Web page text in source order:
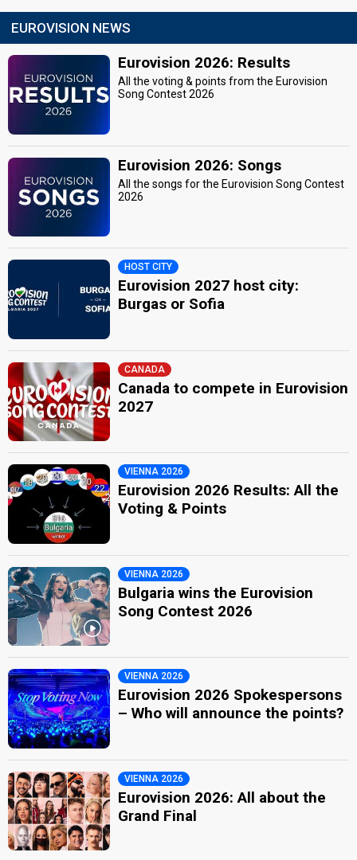
EUROVISION NEWS
Eurovision 2026: Results
All the voting & points from the Eurovision
Song Contest 2026
Eurovision 2026: Songs
All the songs for the Eurovision Song Contest
2026
HOST CITY
Eurovision 2027 host city:
Burgas or Sofia
CANADA
Canada to compete in Eurovision
2027
VIENNA 2026
Eurovision 2026 Results: All the
Voting & Points
VIENNA 2026
Bulgaria wins the Eurovision
Song Contest 2026
VIENNA 2026
Eurovision 2026 Spokespersons
– Who will announce the points?
VIENNA 2026
Eurovision 2026: All about the
Grand Final